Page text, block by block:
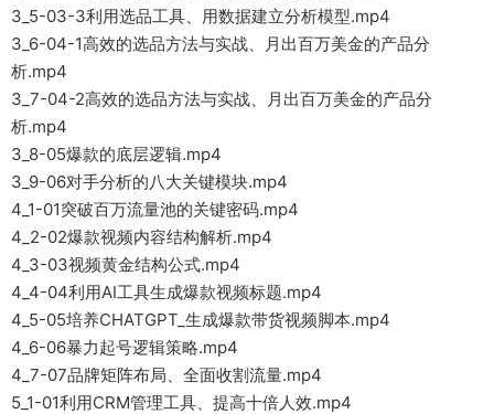
3_5-03-3利用选品工具、用数据建立分析模型.mp4
3_6-04-1高效的选品方法与实战、月出百万美金的产品分
析.mp4
3_7-04-2高效的选品方法与实战、月出百万美金的产品分
析.mp4
3_8-05爆款的底层逻辑.mp4
3_9-06对手分析的八大关键模块.mp4
4_1-01突破百万流量池的关键密码.mp4
4_2-02爆款视频内容结构解析.mp4
4_3-03视频黄金结构公式.mp4
4_4-04利用AI工具生成爆款视频标题.mp4
4_5-05培养CHATGPT_生成爆款带货视频脚本.mp4
4_6-06暴力起号逻辑策略.mp4
4_7-07品牌矩阵布局、全面收割流量.mp4
5_1-01利用CRM管理工具、提高十倍人效.mp4